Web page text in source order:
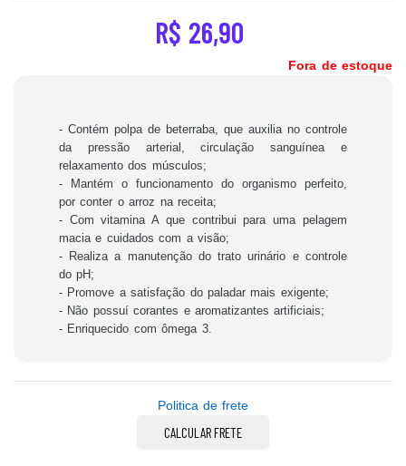
R$ 26,90
Fora de estoque
- Contém polpa de beterraba, que auxilia no controle
da pressão arterial, circulação sanguínea e
relaxamento dos músculos;
- Mantém o funcionamento do organismo perfeito,
por conter o arroz na receita;
- Com vitamina A que contribui para uma pelagem
macia e cuidados com a visão;
- Realiza a manutenção do trato urinário e controle
do pH;
- Promove a satisfação do paladar mais exigente;
- Não possuí corantes e aromatizantes artificiais;
- Enriquecido com ômega 3.
Politica de frete
CALCULAR FRETE